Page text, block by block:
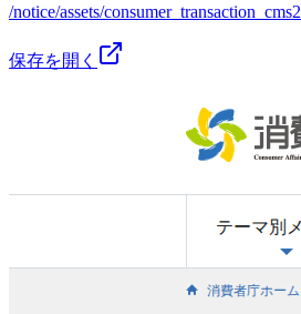
/notice/assets/
保存を開く